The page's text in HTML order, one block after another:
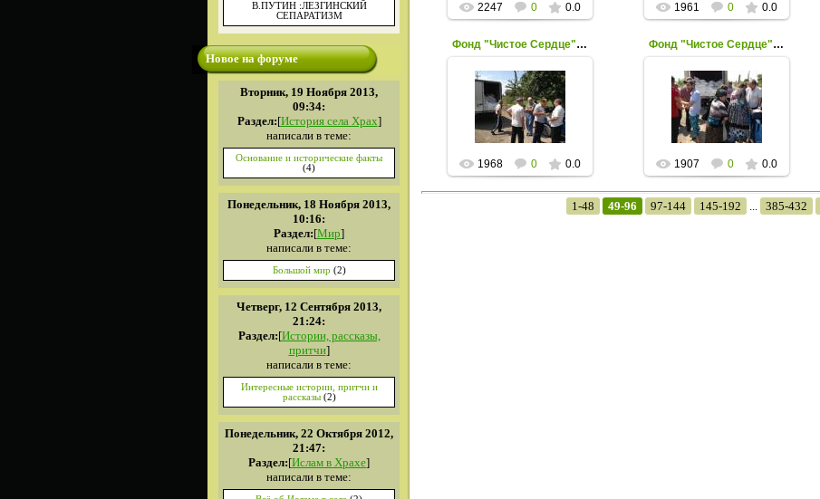
В.ПУТИН :ЛЕЗГИНСКИЙ
СЕПАРАТИЗМ
Новое на форуме
Вторник, 19 Ноября 2013,
09:34:
Раздел:[История села Храх]
написали в теме:
Основание и исторические факты
(4)
Понедельник, 18 Ноября 2013,
10:16:
Раздел:[Мир]
написали в теме:
Большой мир (2)
Четверг, 12 Сентября 2013,
21:24:
Раздел:[Истории, рассказы,
притчи]
написали в теме:
Интересные истории, притчи и
рассказы (2)
Понедельник, 22 Октября 2012,
21:47:
Раздел:[Ислам в Храхе]
написали в теме:
2247 0 0.0 1961 0 0.0
Фонд "Чистое Сердце" - 25
09 Июля 2013
Xpax
1968 0 0.0
Фонд "Чистое Сердце" - 24
09 Июля 2013
Xpax
1907 0 0.0
1-48 49-96 97-144 145-192 ... 385-432